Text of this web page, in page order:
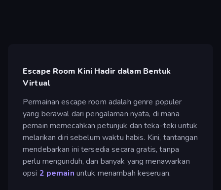
Escape Room Kini Hadir dalam Bentuk
Virtual
Permainan escape room adalah genre populer
yang berawal dari pengalaman nyata, di mana
pemain memecahkan petunjuk dan teka-teki untuk
melarikan diri sebelum waktu habis. Kini, tantangan
mendebarkan ini tersedia secara gratis, tanpa
perlu mengunduh, dan banyak yang menawarkan
opsi 2 pemain untuk menambah keseruan.